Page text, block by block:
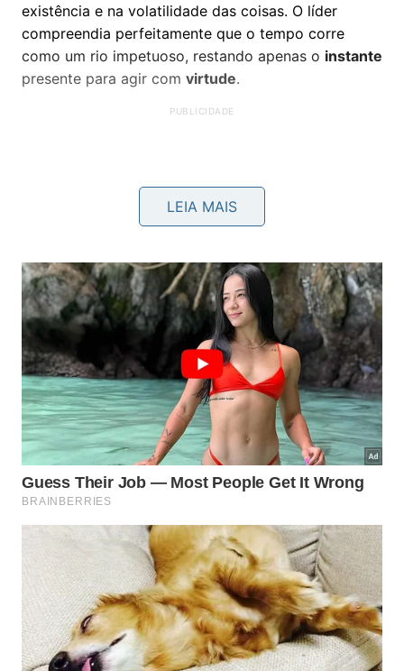
existência e na volatilidade das coisas. O líder
compreendia perfeitamente que o tempo corre
como um rio impetuoso, restando apenas o instante
presente para agir com virtude.
Em vezes de buscar refúgios externos na natureza
ou em viagens caras, o sábio sugeria procurar a
calmaria dentro da própria alma. Essa prática
constante regenera as forças mentais, permitindo
suportar as pressões externas com admirável
benevolência
Abaixo, um vídeo docanal Corvo Seco no YouTube
que aprofunda os pontos discutidos neste tema:
LEIA MAIS